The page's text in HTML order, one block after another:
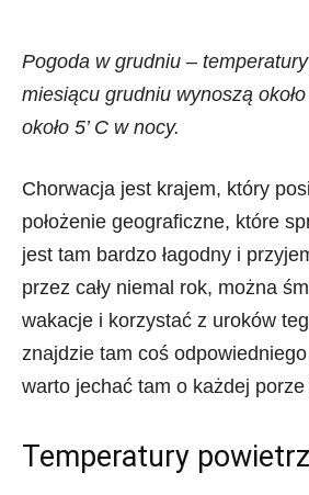
Pogoda w grudniu –
miesiącu grudniu wynoszą
około 5’ C w nocy.
Chorwacja jest krajem, który
położenie geograficzne, które
jest tam bardzo łagodny i
przez cały niemal rok, można
wakacje i korzystać z uroków
znajdzie tam coś
warto jechać tam o każdej porze
Temperatury